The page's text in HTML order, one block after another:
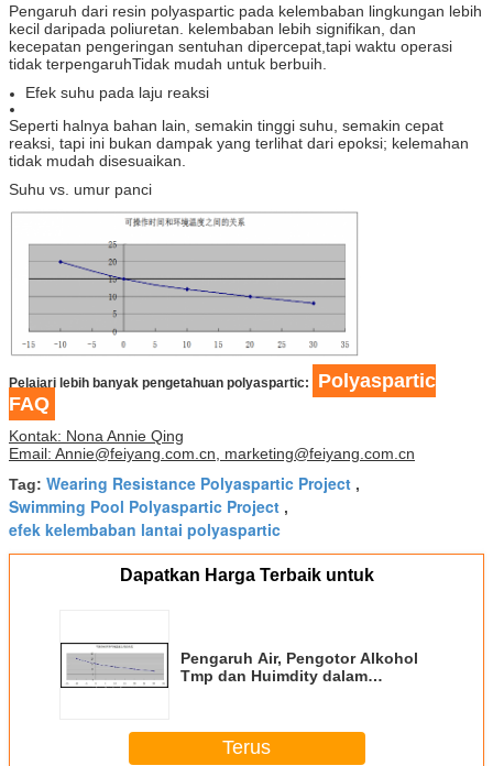
Pengaruh dari resin polyaspartic pada kelembaban lingkungan lebih
kecil daripada poliuretan. kelembaban lebih signifikan, dan
kecepatan pengeringan sentuhan dipercepat,tapi waktu operasi
tidak terpengaruhTidak mudah untuk berbuih.
Efek suhu pada laju reaksi
Seperti halnya bahan lain, semakin tinggi suhu, semakin cepat
reaksi, tapi ini bukan dampak yang terlihat dari epoksi; kelemahan
tidak mudah disesuaikan.
Suhu vs. umur panci
Pelajari lebih banyak pengetahuan polyaspartic:
Polyaspartic
FAQ
Kontak: Nona Annie Qing
Email: Annie@feiyang.com.cn, marketing@feiyang.com.cn
Tag: Wearing Resistance Polyaspartic Project ,
Swimming Pool Polyaspartic Project ,
efek kelembaban lantai polyaspartic
Dapatkan Harga Terbaik untuk
Pengaruh Air, Pengotor Alkohol
Tmp dan Huimdity dalam
Terus